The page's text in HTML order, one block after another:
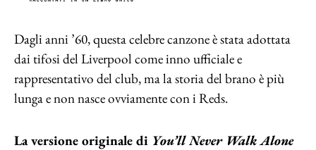
Dagli anni ’60, questa celebre canzone è stata adottata
dai tifosi del Liverpool come inno ufficiale e
rappresentativo del club, ma la storia del brano è più
lunga e non nasce ovviamente con i Reds.
La versione originale di You’ll Never Walk Alone